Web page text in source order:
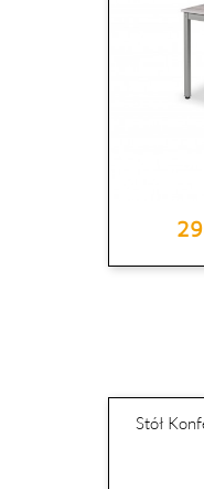
Cena
Stół